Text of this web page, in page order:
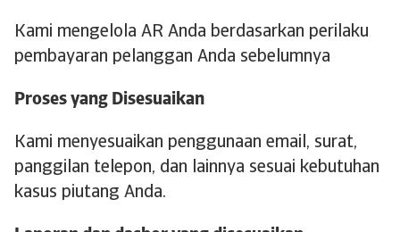
​​Kami mengelola AR Anda berdasarkan perilaku
pembayaran pelanggan Anda sebelumnya
Proses yang Disesuaikan
Kami menyesuaikan penggunaan email, surat,
panggilan telepon, dan lainnya sesuai kebutuhan
kasus piutang Anda.